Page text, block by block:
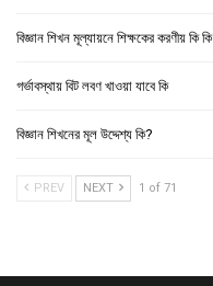
বিজ্ঞান শিখন মূল্যায়নে শিক্ষকের করণীয় কি কি
গর্ভাবস্থায় বিট লবণ খাওয়া যাবে কি
বিজ্ঞান শিখনের মূল উদ্দেশ্য কি?
PREV NEXT 1 of 71